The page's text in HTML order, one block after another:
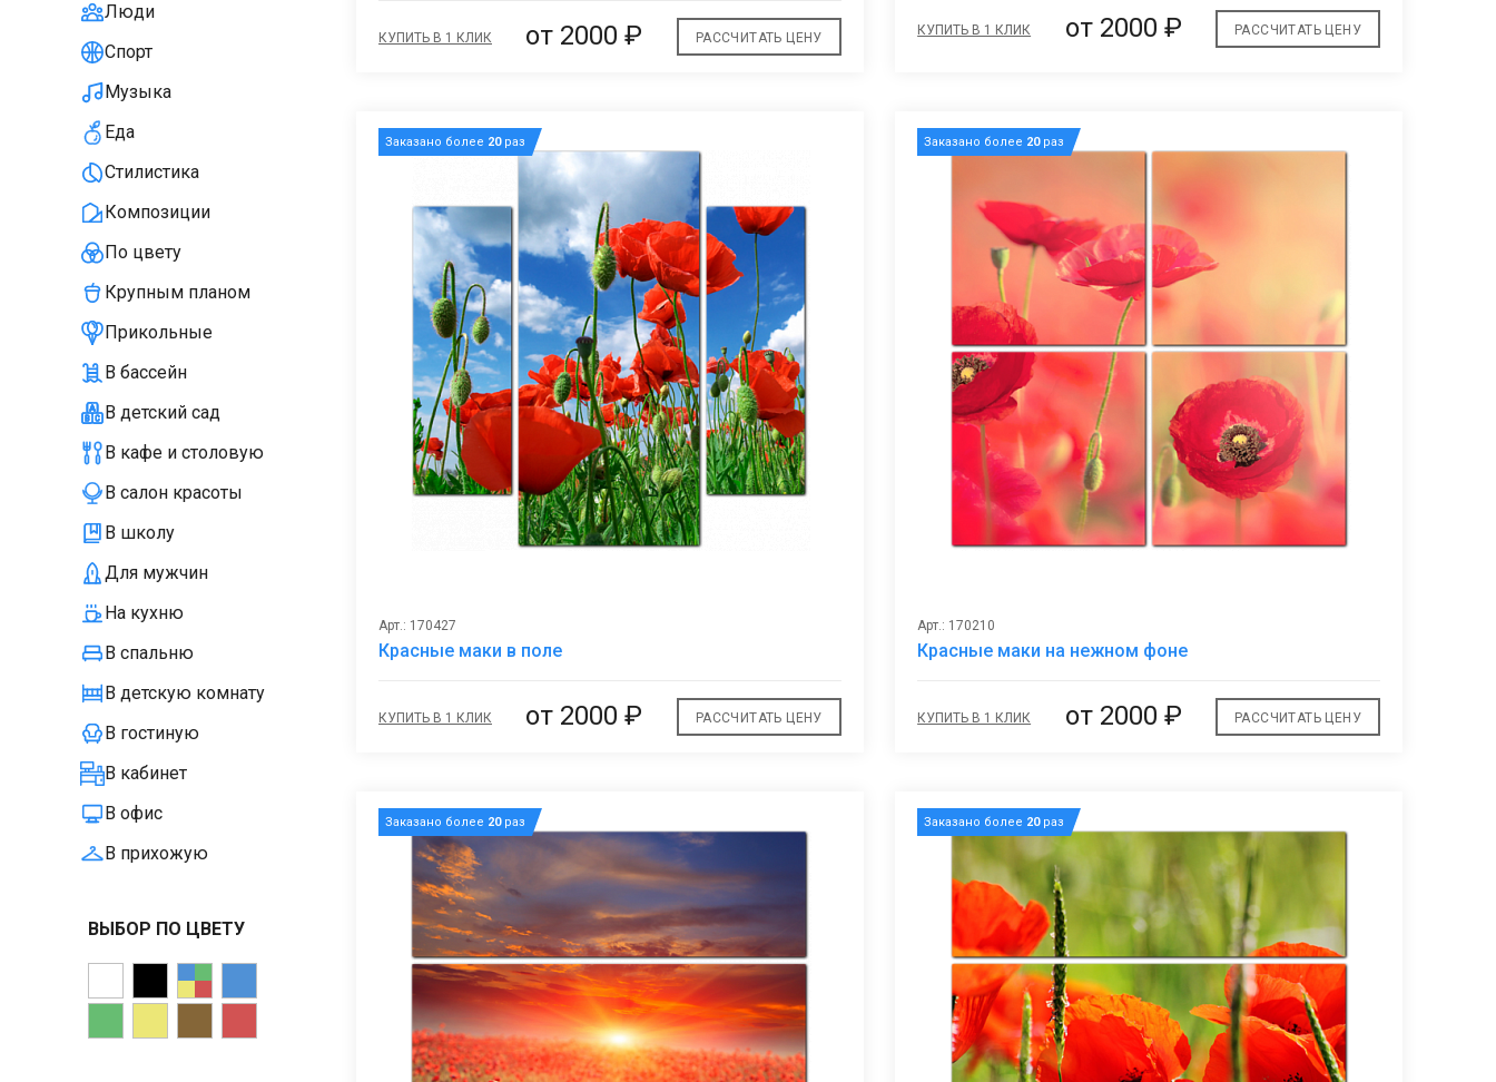
Люди
Спорт
Музыка
Еда
Стилистика
Композиции
По цвету
Крупным планом
Прикольные
В бассейн
В детский сад
В кафе и столовую
В салон красоты
В школу
Для мужчин
На кухню
В спальню
В детскую комнату
В гостиную
В кабинет
В офис
В прихожую
ВЫБОР ПО ЦВЕТУ
КУПИТЬ В 1 КЛИК от 2000 ₽ РАССЧИТАТЬ ЦЕНУ КУПИТЬ В 1 КЛИК от 2000 ₽ РАССЧИТАТЬ ЦЕНУ
Заказано более 20раз
Арт.: 170427
Красные маки в поле
избранное
КУПИТЬ В 1 КЛИК от 2000 ₽ РАССЧИТАТЬ ЦЕНУ
Заказано более 20раз
Арт.: 170210
Красные маки на нежном фоне
КУПИТЬ В 1 КЛИК от 2000 ₽ РАССЧИТАТЬ ЦЕНУ
Заказано более 20раз Заказано более 20раз